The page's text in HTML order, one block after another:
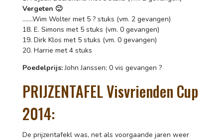
Vergeten 🙂
…….Wim Wolter met 5 ? stuks (vm. 2 gevangen)
18. E. Simons met 5 stuks (vm. 0 gevangen)
19. Dirk Klos met 5 stuks (vm. 0 gevangen)
20. Harrie met 4 stuks
Poedelprijs:John Janssen; 0 vis gevangen ?
PRIJZENTAFEL Visvrienden Cup
2014:
De prijzentafekl was, net als voorgaande jaren weer